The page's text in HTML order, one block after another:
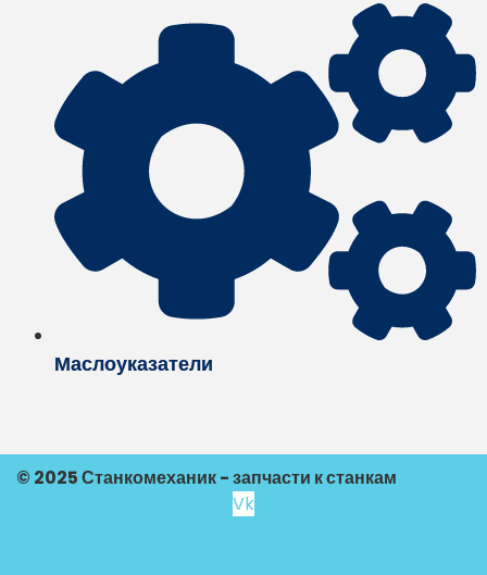
Маслоуказатели
© 2025 Станкомеханик - запчасти к станкам
Vk